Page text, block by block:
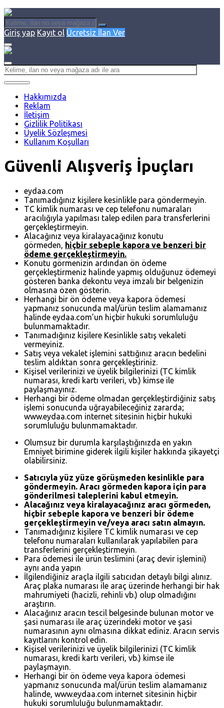
Giriş yap Kayıt ol Ücretsiz İlan Ver
Hakkımızda
Reklam
İletişim
Gizlilik Politikası
Üyelik Sözleşmesi
Kullanım Koşulları
Güvenli Alışveriş İpuçları
eydaa.com
Tanımadığınız kişilere kesinlikle para göndermeyin.
TC kimlik numarası ve cep telefonu numaraları
aracılığıyla yapılması talep edilen para transferlerini
gerçekleştirmeyin.
Alacağınız veya kiralayacağınız konutu
görmeden, hiçbir sebeple kapora ve benzeri bir
ödeme gerçekleştirmeyin.
Konutu görmenizin ardından ön ödeme
gerçekleştirmeniz halinde yapmış olduğunuz ödemeyi
gösteren banka dekontu veya imzalı bir belgenizin
olmasına özen gösterin.
Herhangi bir ön ödeme veya kapora ödemesi
yapmanız sonucunda mal/ürün teslim alamamanız
halinde eydaa.com’un hiçbir hukuki sorumluluğu
bulunmamaktadır.
Tanımadığınız kişilere Kesinlikle satış vekaleti
vermeyiniz.
Satış veya vekalet işlemini sattığınız aracın bedelini
teslim aldıktan sonra gerçekleştiriniz.
Kişisel verilerinizi ve üyelik bilgilerinizi (TC kimlik
numarası, kredi kartı verileri, vb.) kimse ile
paylaşmayınız.
Herhangi bir ödeme olmadan gerçekleştirdiğiniz satış
işlemi sonucunda uğrayabileceğiniz zararda;
www.eydaa.com internet sitesinin hiçbir hukuki
sorumluluğu bulunmamaktadır.
Olumsuz bir durumla karşılaştığınızda en yakın
Emniyet birimine giderek ilgili kişiler hakkında şikayetçi
olabilirsiniz.
Satıcıyla yüz yüze görüşmeden kesinlikle para
göndermeyin. Aracı görmeden kapora için para
gönderilmesi taleplerini kabul etmeyin.
Alacağınız veya kiralayacağınız aracı görmeden,
hiçbir sebeple kapora ve benzeri bir ödeme
gerçekleştirmeyin ve/veya aracı satın almayın.
Tanımadığınız kişilere TC kimlik numarası ve cep
telefonu numaraları kullanılarak yapılabilen para
transferlerini gerçekleştirmeyin.
Para ödemesi ile ürün teslimini (araç devir işlemini)
aynı anda yapın
İlgilendiğiniz araçla ilgili satıcıdan detaylı bilgi alınız.
Araç plaka numarası ile araç üzerinde herhangi bir hak
mahrumiyeti (hacizli, rehinli vb.) olup olmadığını
araştırın.
Alacağınız aracın tescil belgesinde bulunan motor ve
şasi numarası ile araç üzerindeki motor ve şasi
numarasının aynı olmasına dikkat ediniz. Aracın servis
kayıtlarını kontrol edin.
Kişisel verilerinizi ve üyelik bilgilerinizi (TC kimlik
numarası, kredi kartı verileri, vb.) kimse ile
paylaşmayın.
Herhangi bir ön ödeme veya kapora ödemesi
yapmanız sonucunda mal/ürün teslim alamamanız
halinde, www.eydaa.com internet sitesinin hiçbir
hukuki sorumluluğu bulunmamaktadır.